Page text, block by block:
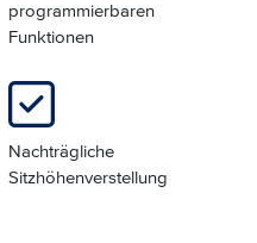
programmierbaren
Funktionen
Nachträgliche
Sitzhöhenverstellung